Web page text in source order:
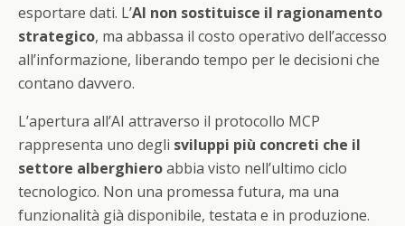
esportare dati. L’AI non sostituisce il ragionamento
strategico, ma abbassa il costo operativo dell’accesso
all’informazione, liberando tempo per le decisioni che
contano davvero.
L’apertura all’AI attraverso il protocollo MCP
rappresenta uno degli sviluppi più concreti che il
settore alberghieroabbia visto nell’ultimo ciclo
tecnologico. Non una promessa futura, ma una
funzionalità già disponibile, testata e in produzione.